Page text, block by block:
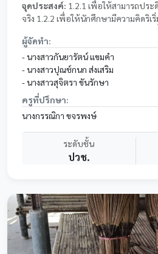
จุดประสงค์: 1.2.1 เพื่อให้สามารถปร
จริง 1.2.2 เพื่อให้นักศึกษามีความคิดริเริ่มสร้างสรรค์และเพิ่มทักษะ
การความในรายวิชาต่างๆมาใช้ในการจัดทำโครง
ประเมินความพึงพอใจของผู้ที่ใช้ผลิตภัณ
ผู้จัดทำ:
- นางสาวกันยารัตน์ แขมคำ
- นางสาวปุณช์กนก ส่งเสริม
- นางสาวสุจิตรา ขันรักษา
ครูที่ปรึกษา:
นางกรรณิกา ขจรพงษ์
ระดับชั้น
ปวช.